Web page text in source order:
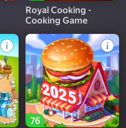
Royal Cooking -
Cooking Game
76